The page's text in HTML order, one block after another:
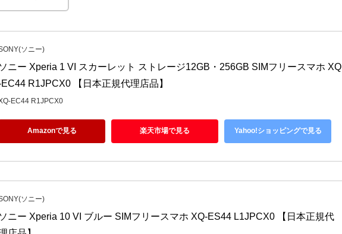
ソニー)
ソニー Xperia 1 VI スカーレット ストレージ12GB・256GB SIMフリースマホ XQ
R1JPCX0 【日本正規代理店品】
EC44 R1JPCX0
Amazonで見る 楽天市場で見る Yahoo!ショッピングで見る
ソニー)
ソニー Xperia 10 VI ブルー SIMフリースマホ XQ-ES44 L1JPCX0 【日本正規代